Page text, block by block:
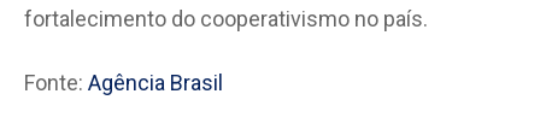
fortalecimento do cooperativismo no país.
Fonte: Agência Brasil